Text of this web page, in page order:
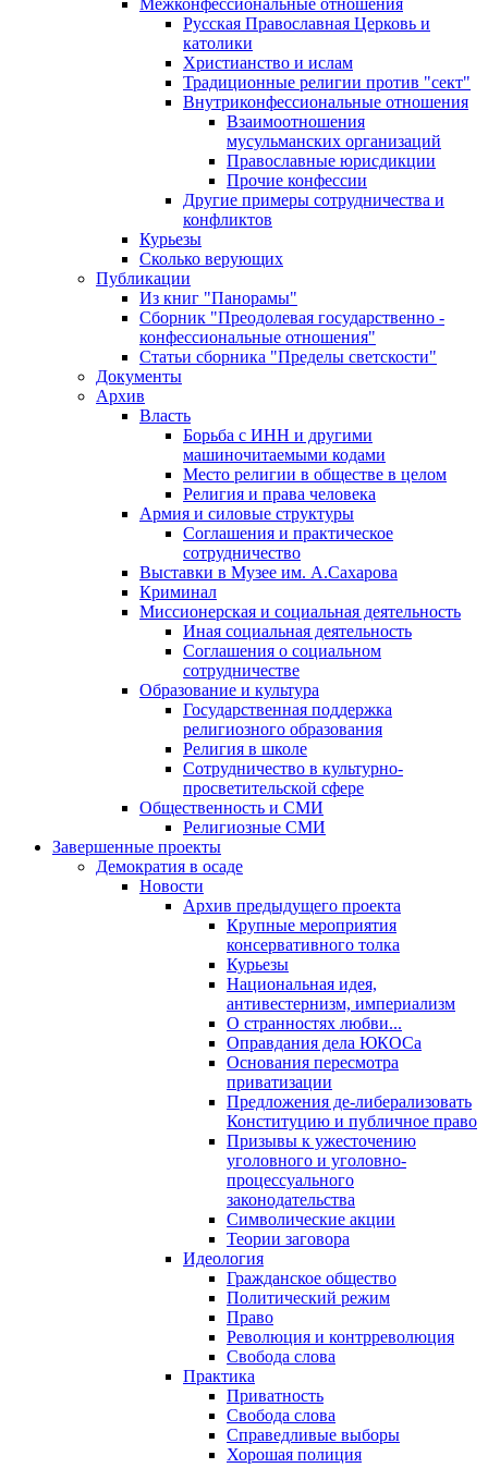
Межконфессиональные отношения
Русская Православная Церковь и
католики
Христианство и ислам
Традиционные религии против "сект"
Внутриконфессиональные отношения
Взаимоотношения
мусульманских организаций
Православные юрисдикции
Прочие конфессии
Другие примеры сотрудничества и
конфликтов
Курьезы
Сколько верующих
Публикации
Из книг "Панорамы"
Сборник "Преодолевая государственно -
конфессиональные отношения"
Статьи сборника "Пределы светскости"
Документы
Архив
Власть
Борьба с ИНН и другими
машиночитаемыми кодами
Место религии в обществе в целом
Религия и права человека
Армия и силовые структуры
Соглашения и практическое
сотрудничество
Выставки в Музее им. А.Сахарова
Криминал
Миссионерская и социальная деятельность
Иная социальная деятельность
Соглашения о социальном
сотрудничестве
Образование и культура
Государственная поддержка
религиозного образования
Религия в школе
Сотрудничество в культурно-
просветительской сфере
Общественность и СМИ
Религиозные СМИ
Завершенные проекты
Демократия в осаде
Новости
Архив предыдущего проекта
Крупные мероприятия
консервативного толка
Курьезы
Национальная идея,
антивестернизм, империализм
О странностях любви...
Оправдания дела ЮКОСа
Основания пересмотра
приватизации
Предложения де-либерализовать
Конституцию и публичное право
Призывы к ужесточению
уголовного и уголовно-
процессуального
законодательства
Символические акции
Теории заговора
Идеология
Гражданское общество
Политический режим
Право
Революция и контрреволюция
Свобода слова
Практика
Приватность
Свобода слова
Справедливые выборы
Хорошая полиция